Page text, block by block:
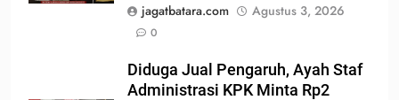
jagatbatara.com
Agustus 3, 2026
0
Diduga Jual Pengaruh, Ayah Staf
Administrasi KPK Minta Rp2